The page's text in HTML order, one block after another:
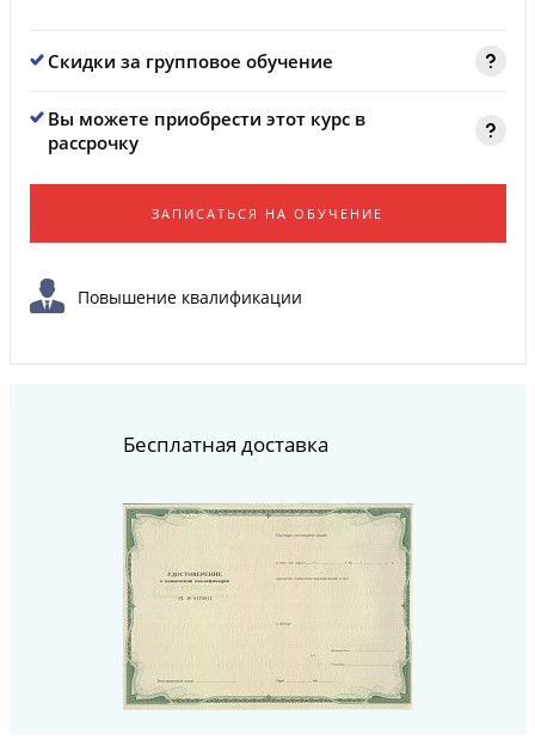
Скидки за групповое обучение
Вы можете приобрести этот курс в
рассрочку
ЗАПИСАТЬСЯ НА ОБУЧЕНИЕ
Повышение квалификации
Бесплатная доставка